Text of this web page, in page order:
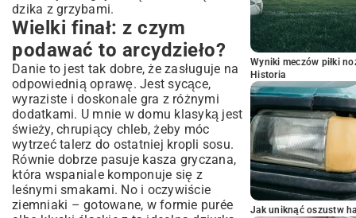
dzika z grzybami.
Wielki finał: z czym
podawać to arcydzieło?
Danie to jest tak dobre, że zasługuje na
odpowiednią oprawę. Jest sycące,
wyraziste i doskonale gra z różnymi
dodatkami. U mnie w domu klasyką jest
świeży, chrupiący chleb, żeby móc
wytrzeć talerz do ostatniej kropli sosu.
Równie dobrze pasuje kasza gryczana,
która wspaniale komponuje się z
leśnymi smakami. No i oczywiście
ziemniaki – gotowane, w formie purée
Wyniki meczów piłki
Historia
Jak uniknąć oszustw